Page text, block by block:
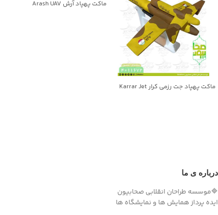
ماکت پهپاد جت رزمی کرار Karrar Jet
ماکت پهپاد آرش Arash UAV
درباره ی ما
🔷موسسه طراحان انقلابی صحابیون
ایده پرداز همایش ها و نمایشگاه ها